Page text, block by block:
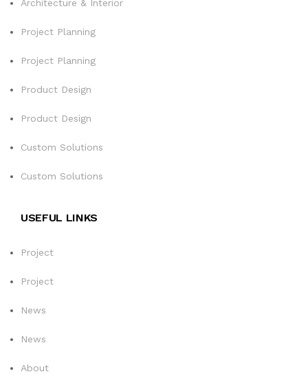
Architecture & Interior
Project Planning
Project Planning
Product Design
Product Design
Custom Solutions
Custom Solutions
USEFUL LINKS
Project
Project
News
News
About